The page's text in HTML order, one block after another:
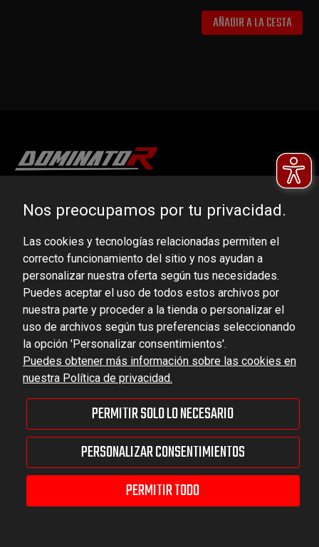
AÑADIR A LA CESTA
DOMINATOR GROUP Sp. z o.o.
Ludowa 59, 43-514 Kaniów, POLAND
VAT ID No.: 6521751083
dominator@dominator.pl
© Copyright 2022 | Dominator Group Sp. z o. o.
MOSTRAR LA VERSIÓN COMPLETA DEL SITIO
Nos preocupamos por tu privacidad.
Las cookies y tecnologías relacionadas permiten el
correcto funcionamiento del sitio y nos ayudan a
personalizar nuestra oferta según tus necesidades.
Puedes aceptar el uso de todos estos archivos por
nuestra parte y proceder a la tienda o personalizar el
uso de archivos según tus preferencias seleccionando
la opción 'Personalizar consentimientos'.
Puedes obtener más información sobre las cookies en
nuestra Política de privacidad.
PERMITIR SOLO LO NECESARIO
PERSONALIZAR CONSENTIMIENTOS
PERMITIR TODO